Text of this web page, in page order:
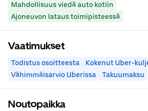
Mahdollisuus viedä auto kotiin
Ajoneuvon lataus toimipisteessä
Vaatimukset
Todistus osoitteesta
Kokenut Uber-
Vähimmäisarvio Uberissa
Takuumaksu
Noutopaikka